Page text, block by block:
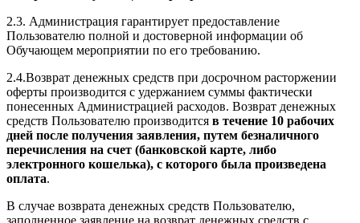
2.3. Администрация гарантирует предоставление
Пользователю полной и достоверной информации об
Обучающем мероприятии по его требованию.
2.4.Возврат денежных средств при досрочном расторжении
оферты производится с удержанием суммы фактически
понесенных Администрацией расходов. Возврат денежных
средств Пользователю производится в течение 10 рабочих
дней после получения заявления, путем безналичного
перечисления на счет (банковской карте, либо
электронного кошелька), с которого была произведена
оплата.
В случае возврата денежных средств Пользователю,
заполненное заявление на возврат денежных средств с